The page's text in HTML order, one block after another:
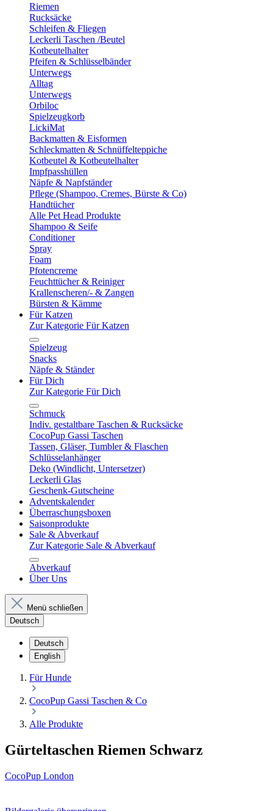
Riemen
Rucksäcke
Schleifen & Fliegen
Leckerli Taschen /Beutel
Kotbeutelhalter
Pfeifen & Schlüsselbänder
Unterwegs
Alltag
Unterwegs
Orbiloc
Spielzeugkorb
LickiMat
Backmatten & Eisformen
Schleckmatten & Schnüffelteppiche
Kotbeutel & Kotbeutelhalter
Impfpasshüllen
Näpfe & Napfständer
Pflege (Shampoo, Cremes, Bürste & Co)
Handtücher
Alle Pet Head Produkte
Shampoo & Seife
Conditioner
Spray
Foam
Pfotencreme
Feuchttücher & Reiniger
Krallenscheren/- & Zangen
Bürsten & Kämme
Für Katzen
Zur Kategorie Für Katzen
Spielzeug
Snacks
Näpfe & Ständer
Für Dich
Zur Kategorie Für Dich
Schmuck
Indiv. gestaltbare Taschen & Rucksäcke
CocoPup Gassi Taschen
Tassen, Gläser, Tumbler & Flaschen
Schlüsselanhänger
Deko (Windlicht, Untersetzer)
Leckerli Glas
Geschenk-Gutscheine
Adventskalender
Überraschungsboxen
Saisonprodukte
Sale & Abverkauf
Zur Kategorie Sale & Abverkauf
Abverkauf
Über Uns
Menü schließen
Deutsch
Deutsch
English
Für Hunde
CocoPup Gassi Taschen & Co
Alle Produkte
Gürteltaschen Riemen Schwarz
CocoPup London